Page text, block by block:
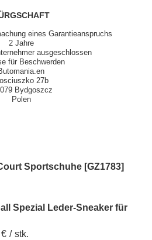
eines Garantieanspruchs
2 Jahre
ausgeschlossen
für Beschwerden
27b
Bydgoszcz
Polen
Sportschuhe [GZ1783]
Spezial Leder-Sneaker für
/ stk.